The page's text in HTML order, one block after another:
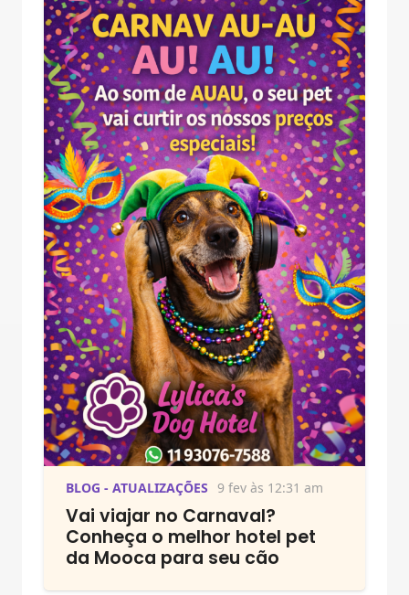
BLOG - ATUALIZAÇÕES 9 fev às 12:31 am
Vai viajar no Carnaval?
Conheça o melhor hotel pet
da Mooca para seu cão